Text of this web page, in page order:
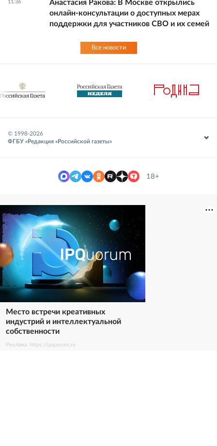
11:36
Анастасия Ракова: В Москве открылись
онлайн-консультации о доступных мерах
поддержки для участников СВО и их семей
Все новости
© 1998-2026
ФГБУ «Редакция «Российской газеты»
18+
Место встречи креативных
индустрий и интеллектуальной
собственности
Реклама. https://ipquorum.ru